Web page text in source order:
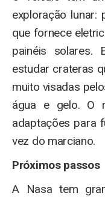
exploração lunar:
que fornece
painéis solares.
estudar crateras
muito visadas
água e gelo. O
adaptações para
vez do marciano.
Próximos passos
A Nasa tem